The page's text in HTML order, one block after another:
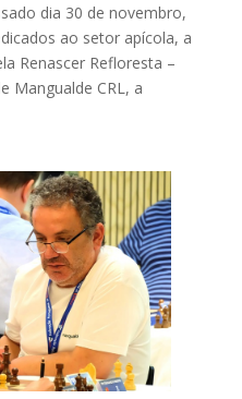
dia 30 de novembro,
ao setor apícola, a
Renascer Refloresta –
Mangualde CRL, a